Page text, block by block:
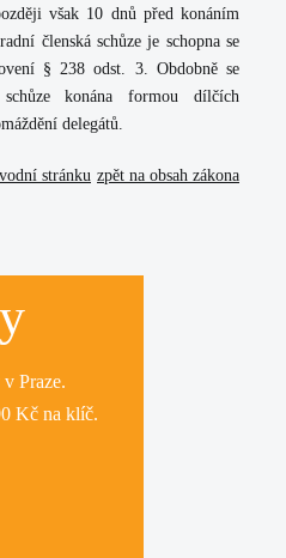
však 10 dnů před konáním
členská schůze je schopna se
§ 238 odst. 3. Obdobně se
konána formou dílčích
delegátů.
zpět na obsah zákona
stránku
v Praze.
Kč na klíč.